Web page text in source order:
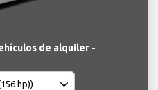
de alquiler -